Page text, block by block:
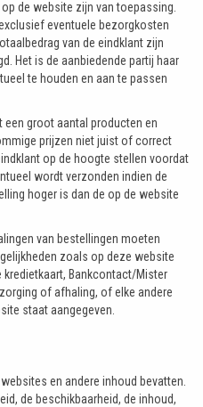
de website zijn van toepassing.
eventuele bezorgkosten
van de eindklant zijn
Het is de aanbiedende partij haar
te houden en aan te passen
een groot aantal producten en
prijzen niet juist of correct
op de hoogte stellen voordat
wordt verzonden indien de
hoger is dan de op de website
van bestellingen moeten
zoals op deze website
kredietkaart, Bankcontact/Mister
of afhaling, of elke andere
staat aangegeven.
en andere inhoud bevatten.
de beschikbaarheid, de inhoud,